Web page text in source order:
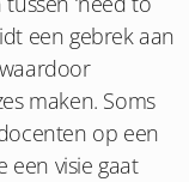
een gebrek aan
maken. Soms
op een
een visie gaat